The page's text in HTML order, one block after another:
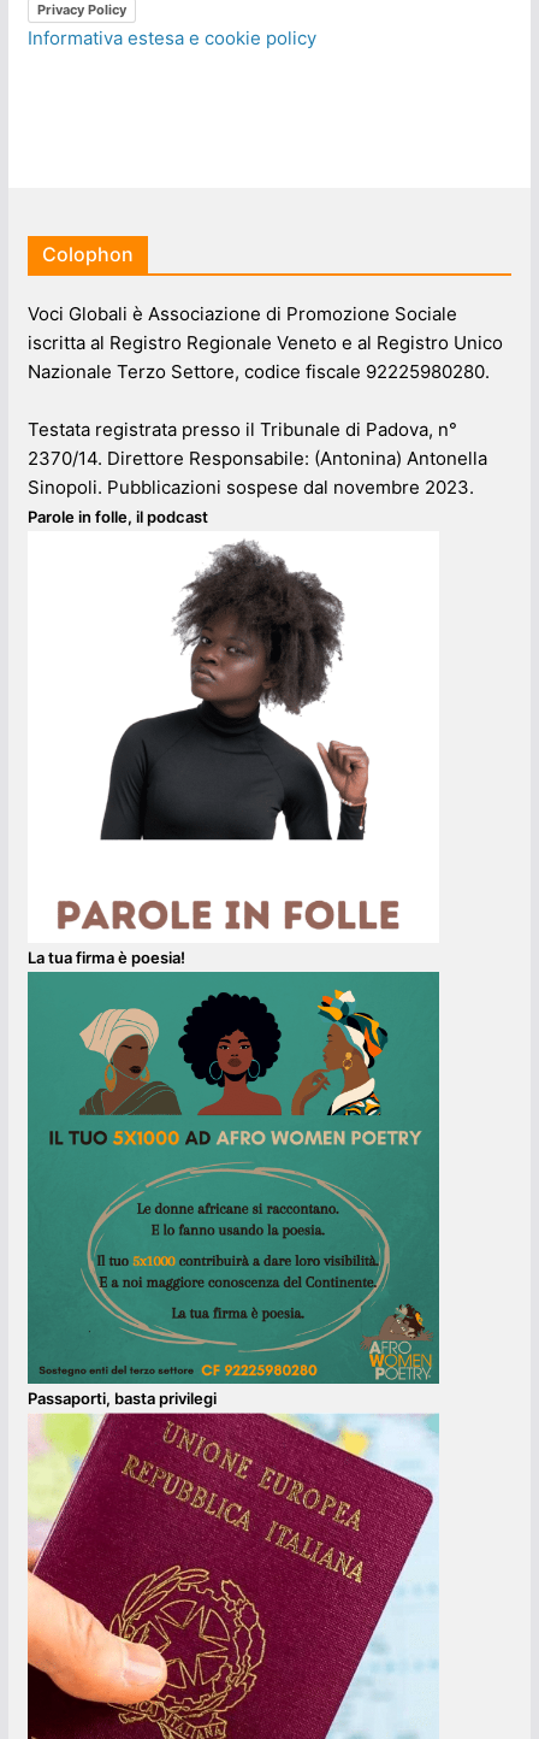
Privacy Policy
Informativa estesa e cookie policy
Colophon
Voci Globali è Associazione di Promozione Sociale
iscritta al Registro Regionale Veneto e al Registro Unico
Nazionale Terzo Settore, codice fiscale 92225980280.
Testata registrata presso il Tribunale di Padova, n°
2370/14. Direttore Responsabile: (Antonina) Antonella
Sinopoli. Pubblicazioni sospese dal novembre 2023.
Parole in folle, il podcast
La tua firma è poesia!
Passaporti, basta privilegi